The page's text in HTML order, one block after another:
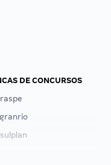
DE CONCURSOS